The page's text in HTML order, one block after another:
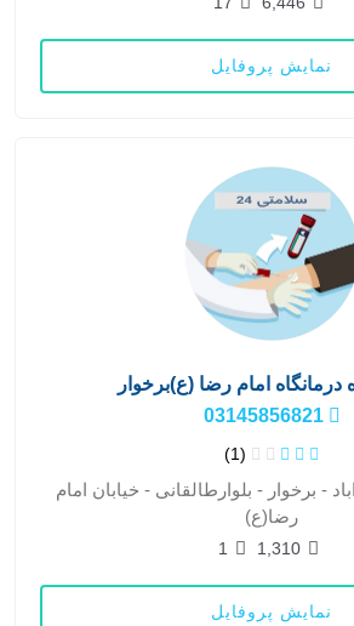
نمایش پروفایل
درمانگاه امام رضا (ع)برخوار
03145856821
(1)
- برخوار - بلوارطالقانی - خیابان امام
رضا(ع)
1,310
1
نمایش پروفایل